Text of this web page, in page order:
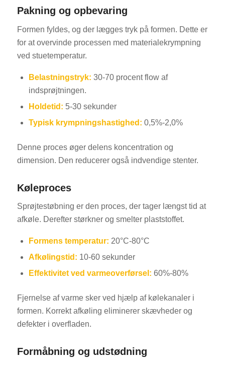
Pakning og opbevaring
Formen fyldes, og der lægges tryk på formen. Dette er
for at overvinde processen med materialekrympning
ved stuetemperatur.
Belastningstryk: 30-70 procent flow af
indsprøjtningen.
Holdetid: 5-30 sekunder
Typisk krympningshastighed: 0,5%-2,0%
Denne proces øger delens koncentration og
dimension. Den reducerer også indvendige stenter.
Køleproces
Sprøjtestøbning er den proces, der tager længst tid at
afkøle. Derefter størkner og smelter plaststoffet.
Formens temperatur: 20°C-80°C
Afkølingstid: 10-60 sekunder
Effektivitet ved varmeoverførsel: 60%-80%
Fjernelse af varme sker ved hjælp af kølekanaler i
formen. Korrekt afkøling eliminerer skævheder og
defekter i overfladen.
Formåbning og udstødning